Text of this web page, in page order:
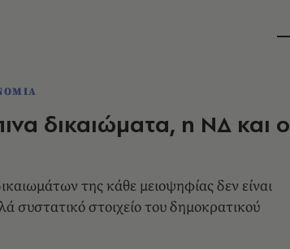
δικαιώματα, η ΝΔ και ο
της κάθε μειοψηφίας δεν είναι
συστατικό στοιχείο του δημοκρατικού